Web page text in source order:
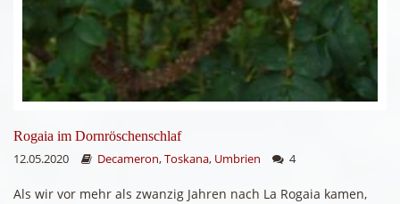
Rogaia im Dornröschenschlaf
12.05.2020
Decameron,Toskana, Umbrien 4
Als wir vor mehr als zwanzig Jahren nach La Rogaia kamen,